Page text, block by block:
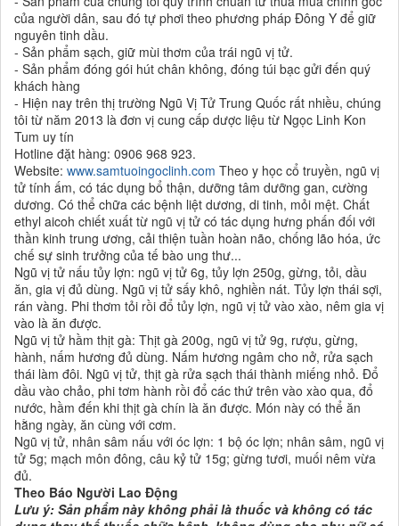
của người dân, sau đó tự phơi theo phương pháp Đông Y để giữ
nguyên tinh dầu.
- Sản phẩm sạch, giữ mùi thơm của trái ngũ vị tử.
- Sản phẩm đóng gói hút chân không, đóng túi bạc gửi đến quý
khách hàng
- Hiện nay trên thị trường Ngũ Vị Tử Trung Quốc rất nhiều, chúng
tôi từ năm 2013 là đơn vị cung cấp dược liệu từ Ngọc Linh Kon
Tum uy tín
Hotline đặt hàng: 0906 968 923.
Website: www.samtuoingoclinh.com Theo y học cổ truyền, ngũ vị
tử tính ấm, có tác dụng bổ thận, dưỡng tâm dưỡng gan, cường
dương. Có thể chữa các bệnh liệt dương, di tinh, mỏi mệt. Chất
ethyl aicoh chiết xuất từ ngũ vị tử có tác dụng hưng phấn đối với
thần kinh trung ương, cải thiện tuần hoàn não, chống lão hóa, ức
chế sự sinh trưởng của tế bào ung thư...
Ngũ vị tử nấu tủy lợn: ngũ vị tử 6g, tủy lợn 250g, gừng, tỏi, dầu
ăn, gia vị đủ dùng. Ngũ vị tử sấy khô, nghiền nát. Tủy lợn thái sợi,
rán vàng. Phi thơm tỏi rồi đổ tủy lợn, ngũ vị tử vào xào, nêm gia vị
vào là ăn được.
Ngũ vị tử hầm thịt gà: Thịt gà 200g, ngũ vị tử 9g, rượu, gừng,
hành, nấm hương đủ dùng. Nấm hương ngâm cho nở, rửa sạch
thái làm đôi. Ngũ vị tử, thịt gà rửa sạch thái thành miếng nhỏ. Đổ
dầu vào chảo, phi tơm hành rồi đổ các thứ trên vào xào qua, đổ
nước, hầm đến khi thịt gà chín là ăn được. Món này có thể ăn
hằng ngày, ăn cùng với cơm.
Ngũ vị tử, nhân sâm nấu với óc lợn: 1 bộ óc lợn; nhân sâm, ngũ vị
tử 5g; mạch môn đông, câu kỷ tử 15g; gừng tươi, muối nêm vừa
đủ.
Theo Báo Người Lao Động
Lưu ý: Sản phẩm này không phải là thuốc và không có tác